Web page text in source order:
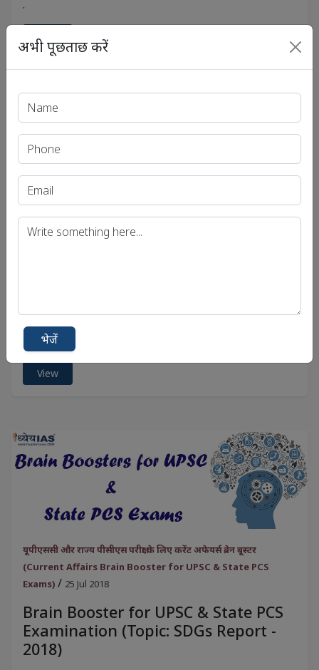
.
View
(Current Affairs Brain Booster for UPSC & State PCS
into Civil Services)
View
यूपीएससी और राज्य पीसीएस परीक्षा के लिए करेंट अफेयर्स ब्रेन बूस्टर
(Current Affairs Brain Booster for UPSC & State PCS
Exams) / 25 Jul 2018
Brain Booster for UPSC & State PCS
Examination (Topic: SDGs Report -
2018)
अभी पूछताछ करें
भेजें